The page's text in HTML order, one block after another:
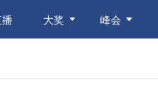
大奖 峰会